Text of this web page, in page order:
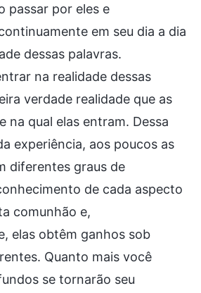
passar por eles e
em seu dia a dia
dessas palavras.
na realidade dessas
verdade realidade que as
na qual elas entram. Dessa
experiência, aos poucos as
diferentes graus de
de cada aspecto
comunhão e,
elas obtêm ganhos sob
Quanto mais você
se tornarão seu